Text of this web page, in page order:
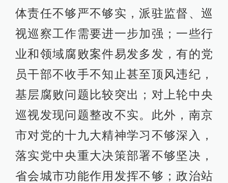
体责任不够严不够实，派驻监督、巡
视巡察工作需要进一步加强；一些行
业和领域腐败案件易发多发，有的党
员干部不收手不知止甚至顶风违纪，
基层腐败问题比较突出；对上轮中央
巡视发现问题整改不实。此外，南京
市对党的十九大精神学习不够深入，
落实党中央重大决策部署不够坚决，
省会城市功能作用发挥不够；政治站